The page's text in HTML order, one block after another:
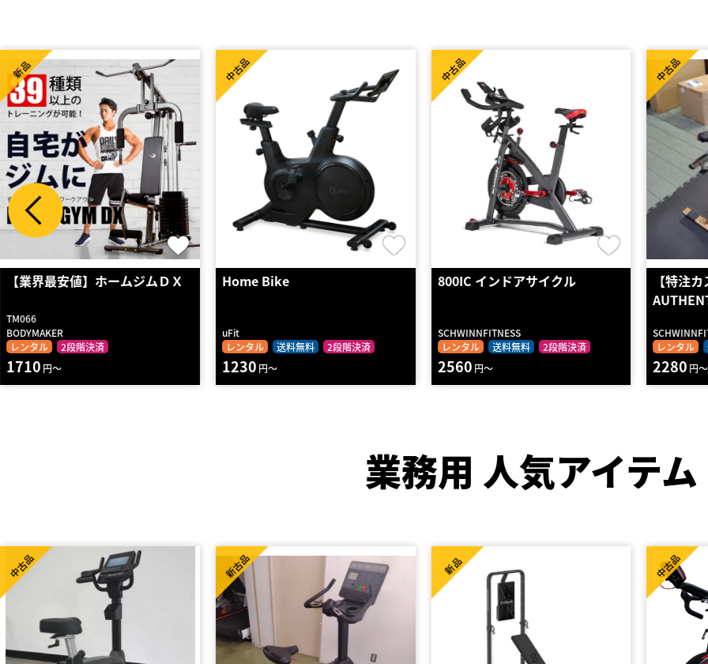
【業界最安値】ホームジムＤＸ
TM066
BODYMAKER
レンタル
2段階決済
新品
1710 円～
Home Bike
uFit
レンタル
送料無料 2段階決済
中古品
1230 円～
800IC インドアサイクル
SCHWINNFITNESS
レンタル
送料無料 2段階決済
中古品
2560 円～
【特注
レンタル
中古品
2280 円～
業務用 人気アイテム
中古品 新古品 新品 中古品